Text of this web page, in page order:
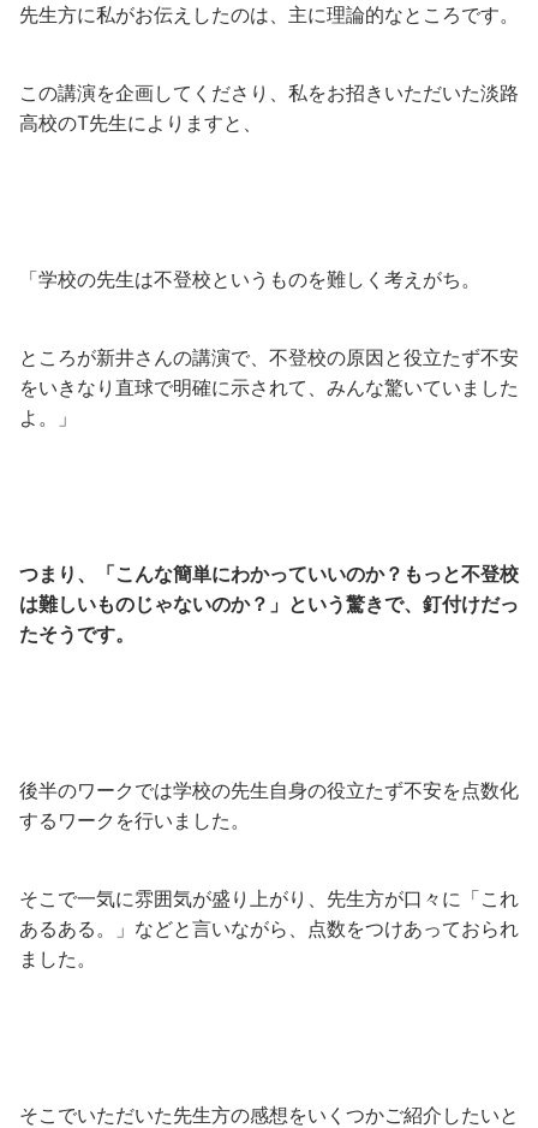
先生方に私がお伝えしたのは、主に理論的なところです。
この講演を企画してくださり、私をお招きいただいた淡路
高校のT先生によりますと、
「学校の先生は不登校というものを難しく考えがち。
ところが新井さんの講演で、不登校の原因と役立たず不安
をいきなり直球で明確に示されて、みんな驚いていました
よ。」
つまり、「こんな簡単にわかっていいのか？もっと不登校
は難しいものじゃないのか？」という驚きで、釘付けだっ
たそうです。
後半のワークでは学校の先生自身の役立たず不安を点数化
するワークを行いました。
そこで一気に雰囲気が盛り上がり、先生方が口々に「これ
あるある。」などと言いながら、点数をつけあっておられ
ました。
そこでいただいた先生方の感想をいくつかご紹介したいと